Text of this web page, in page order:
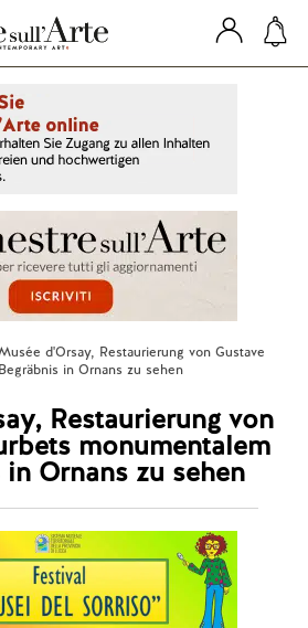
d'Orsay, Restaurierung von Gustave
in Ornans zu sehen
Restaurierung von
monumentalem
Ornans zu sehen